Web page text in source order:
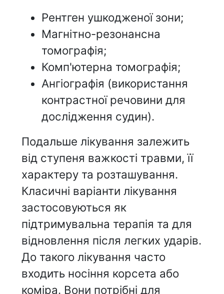
Рентген ушкодженої зони;
Магнітно-резонансна
томографія;
Комп'ютерна томографія;
Ангіографія (використання
контрастної речовини для
дослідження судин).
Подальше лікування залежить
від ступеня важкості травми, її
характеру та розташування.
Класичні варіанти лікування
застосовуються як
підтримувальна терапія та для
відновлення після легких ударів.
До такого лікування часто
входить носіння корсета або
коміра. Вони потрібні для